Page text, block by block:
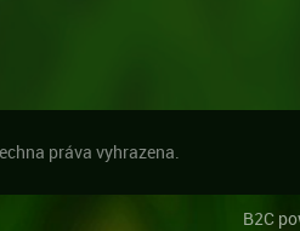
práva vyhrazena.
B2C